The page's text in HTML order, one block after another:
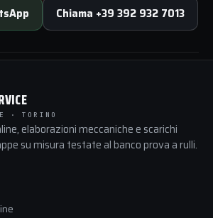
Chiama +39 392 932 7013
· TORINO
elaborazioni meccaniche e scarichi
su misura testate al banco prova a rulli.